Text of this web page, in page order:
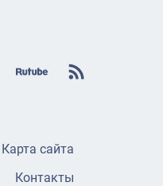
Карта сайта
Контакты